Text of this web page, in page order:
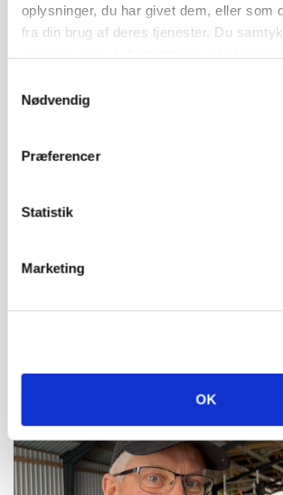
oplysninger, du har givet dem, eller som
fra din brug af deres tjenester. Du
Nødvendig
Præferencer
Statistik
Marketing
OK
BUSINESS
Loading...